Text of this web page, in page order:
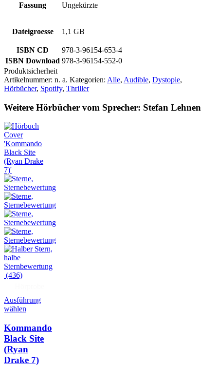
Fassung Ungekürzte
Dateigroesse 1,1 GB
ISBN CD
978-3-96154-653-4
ISBN Download 978-3-96154-552-0
Produktsicherheit
Artikelnummer: n. a. Kategorien: Alle, Audible, Dystopie,
Hörbücher, Spotify, Thriller
Weitere Hörbücher vom Sprecher: Stefan Lehnen
(436)
Ausführung
wählen
Kommando
Black Site
(Ryan
Drake 7)